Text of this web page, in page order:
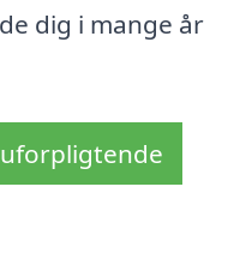
dig i mange år